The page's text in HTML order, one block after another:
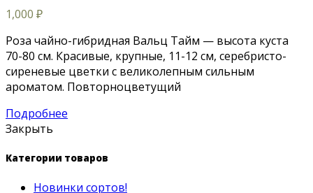
1,000 ₽
Роза чайно-гибридная Вальц Тайм — высота куста
70-80 см. Красивые, крупные, 11-12 см, серебристо-
сиреневые цветки с великолепным сильным
ароматом. Повторноцветущий
Подробнее
Закрыть
Категории товаров
Новинки сортов!